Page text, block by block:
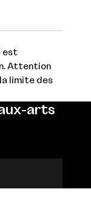
est
Attention
limite des
arts